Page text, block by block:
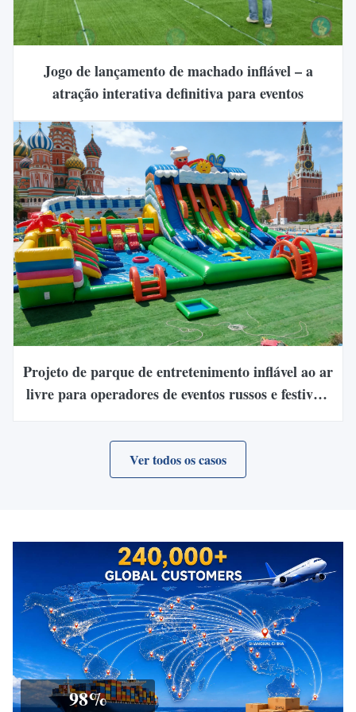
Jogo de lançamento de machado inflável – a
atração interativa definitiva para eventos
Projeto de parque de entretenimento inflável ao ar
livre para operadores de eventos russos e festivais
Ver todos os casos
98%